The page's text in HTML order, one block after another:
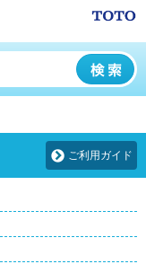
ご利用ガイド